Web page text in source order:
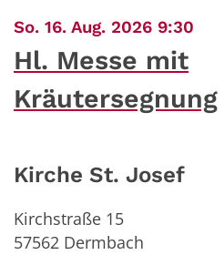
So. 16. Aug. 2026 9:30
Hl. Messe mit
Kräutersegnung
Kirche St. Josef
Kirchstraße 15
57562 Dermbach